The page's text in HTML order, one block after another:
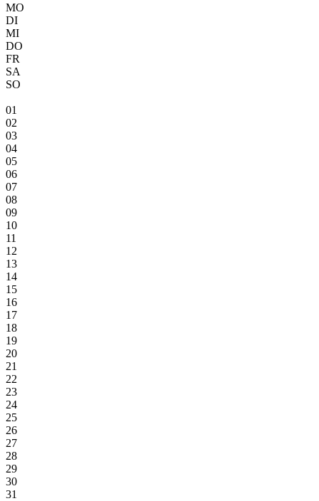
MO
DI
MI
DO
FR
SA
SO
01
02
03
04
05
06
07
08
09
10
11
12
13
14
15
16
17
18
19
20
21
22
23
24
25
26
27
28
29
30
31